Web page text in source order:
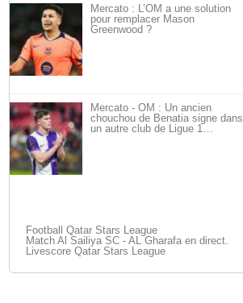
Mercato : L’OM a une solution
pour remplacer Mason
Greenwood ?
Mercato - OM : Un ancien
chouchou de Benatia signe dans
un autre club de Ligue 1…
Football Qatar Stars League
Match Al Sailiya SC - AL Gharafa en direct.
Livescore Qatar Stars League